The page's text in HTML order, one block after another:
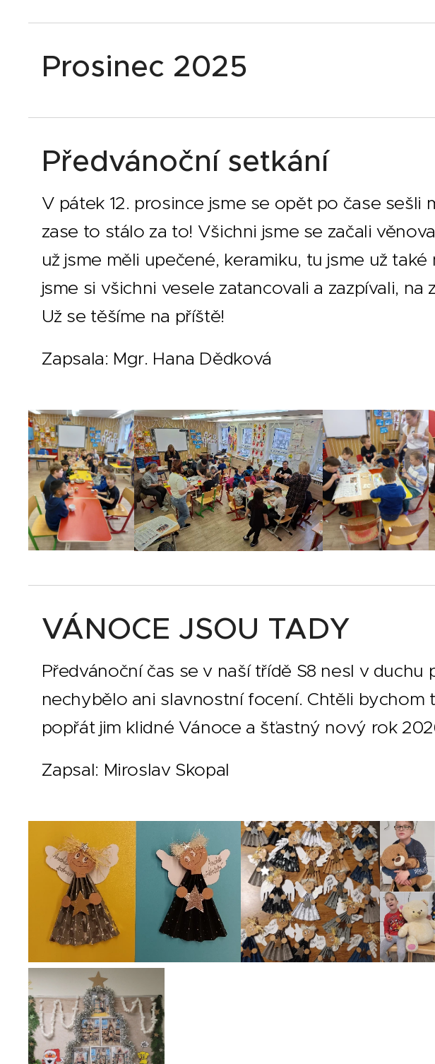
Prosinec 2025
Předvánoční setkání
V pátek 12. prosince jsme se opět po čase sešli
zase to stálo za to! Všichni jsme se začali
už jsme měli upečené, keramiku, tu jsme už
jsme si všichni vesele zatancovali a zazpívali,
Už se těšíme na příště!
Zapsala: Mgr. Hana Dědková
VÁNOCE JSOU TADY
Předvánoční čas se v naší třídě S8 nesl v
nechybělo ani slavnostní focení. Chtěli
popřát jim klidné Vánoce a šťastný nový rok
Zapsal: Miroslav Skopal